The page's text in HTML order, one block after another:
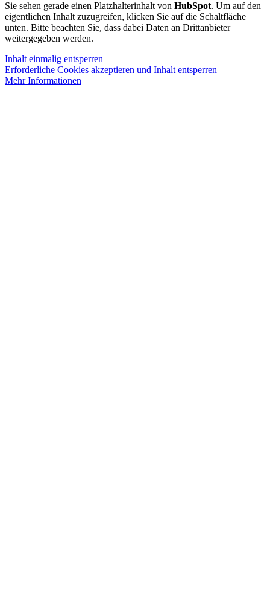
Sie sehen gerade einen Platzhalterinhalt von HubSpot. Um auf den
eigentlichen Inhalt zuzugreifen, klicken Sie auf die Schaltfläche
unten. Bitte beachten Sie, dass dabei Daten an Drittanbieter
weitergegeben werden.
Inhalt einmalig entsperren
Erforderliche Cookies akzeptieren und Inhalt entsperren
Mehr Informationen